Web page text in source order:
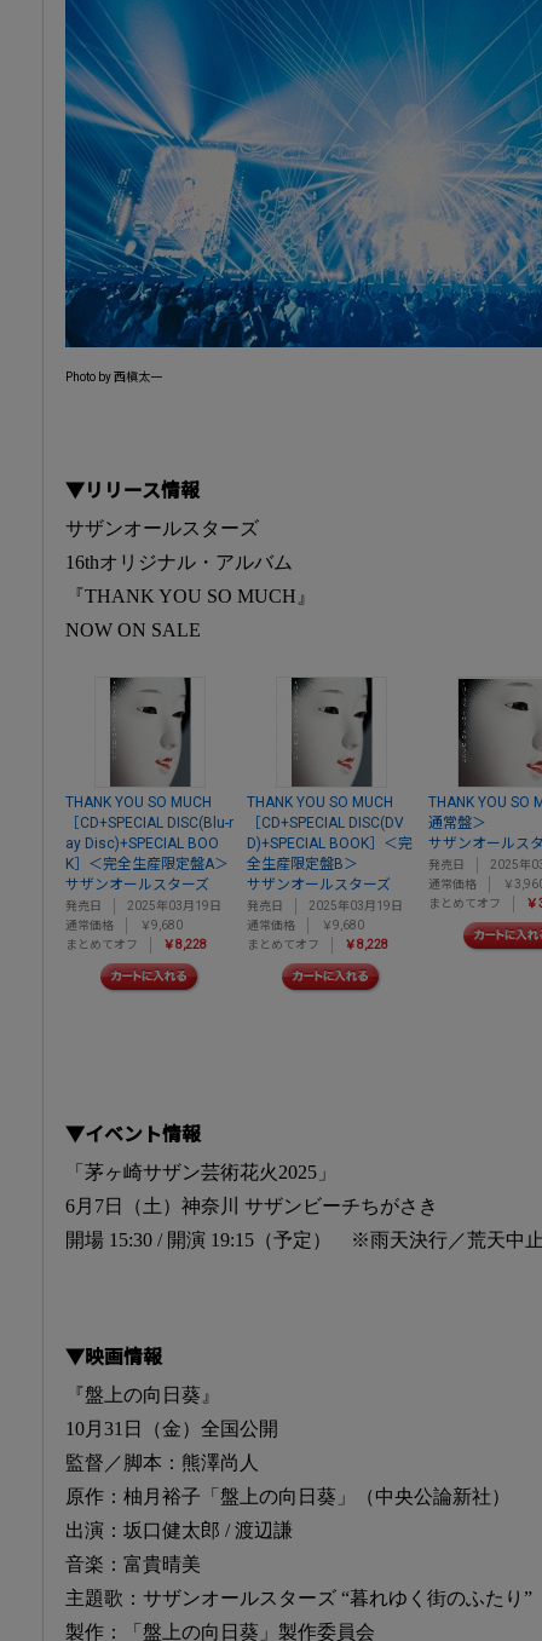
Photo by 西槇太一
▼リリース情報
サザンオールスターズ
16thオリジナル・アルバム
『THANK YOU SO MUCH』
NOW ON SALE
THANK YOU SO MUCH
［CD+SPECIAL DISC(Blu-r
ay Disc)+SPECIAL BOO
K］＜完全生産限定盤A＞
サザンオールスターズ
発売日
2025年03月19日
通常価格
￥9,680
まとめてオフ
￥8,228
THANK YOU SO MUCH
［CD+SPECIAL DISC(DV
D)+SPECIAL BOOK］＜完
全生産限定盤B＞
サザンオールスターズ
発売日
2025年03月19日
通常価格
￥9,680
まとめてオフ
￥8,228
THANK YOU SO
通常盤＞
サザンオールス
発売日
2025年
通常価格
￥
まとめてオフ
￥
▼イベント情報
「茅ヶ崎サザン芸術花火2025」
6月7日（土）神奈川 サザンビーチちがさき
開場 15:30 / 開演 19:15（予定） ※雨天決行／荒天中
▼映画情報
『盤上の向日葵』
10月31日（金）全国公開
監督／脚本：熊澤尚人
原作：柚月裕子「盤上の向日葵」（中央公論新社）
出演：坂口健太郎 / 渡辺謙
音楽：富貴晴美
主題歌：サザンオールスターズ “暮れゆく街のふたり”
製作：「盤上の向日葵」製作委員会